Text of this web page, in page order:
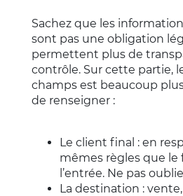
Sachez que les
sont pas une obligation
permettent plus de
contrôle. Sur cette partie,
champs est beaucoup
de renseigner :
Le client final : en
mêmes règles que le
l’entrée. Ne pas
La destination :